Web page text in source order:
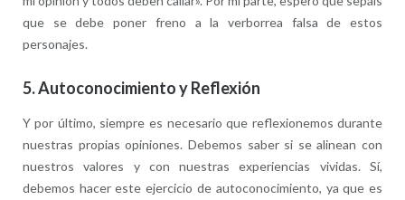
que se debe poner freno a la verborrea falsa de estos
personajes.
5.Autoconocimiento y Reflexión
Y por último, siempre es necesario que reflexionemos durante
nuestras propias opiniones. Debemos saber si se alinean con
nuestros valores y con nuestras experiencias vividas. Sí,
debemos hacer este ejercicio de autoconocimiento, ya que es